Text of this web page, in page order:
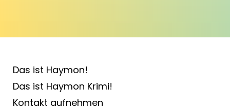
Das ist Haymon!
Das ist Haymon Krimi!
Kontakt aufnehmen